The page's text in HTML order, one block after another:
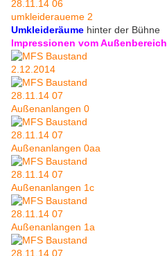
Umkleideräume hinter der Bühne
Impressionen vom Außenbereich